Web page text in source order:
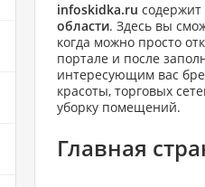
infoskidka.ru содержит
области. Здесь вы
когда можно просто
портале и после
интересующим вас
красоты, торговых
уборку помещений.
Главная